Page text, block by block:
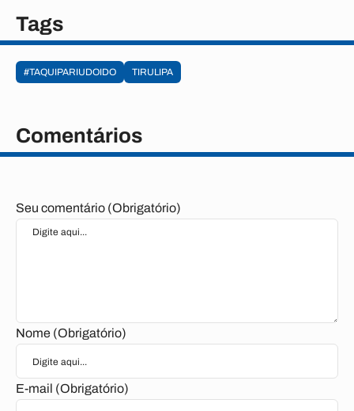
Tags
#TAQUIPARIUDOIDO TIRULIPA
Comentários
Seu comentário (Obrigatório)
Nome (Obrigatório)
E-mail (Obrigatório)